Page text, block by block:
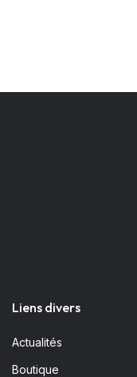
Liens divers
Actualités
Boutique